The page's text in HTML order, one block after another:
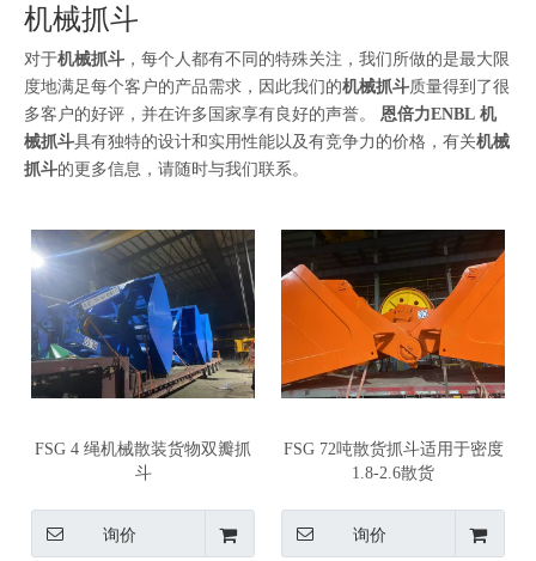
机械抓斗
对于机械抓斗 ，每个人都有不同的特殊关注，我们所做的是最大限
度地满足每个客户的产品需求，因此我们的机械抓斗质量得到了很
多客户的好评，并在许多国家享有良好的声誉。 恩倍力ENBL 机
械抓斗具有独特的设计和实用性能以及有竞争力的价格，有关机械
抓斗的更多信息，请随时与我们联系。
FSG 4 绳机械散装货物双瓣抓
斗
询价
FSG 72吨散货抓斗适用于密度
1.8-2.6散货
询价